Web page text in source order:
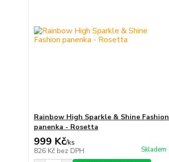
Rainbow High Sparkle & Shine Fashion
panenka - Rosetta
999 Kč/ks
826 Kč bez DPH Skladem